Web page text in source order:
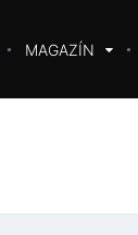
MAGAZÍN